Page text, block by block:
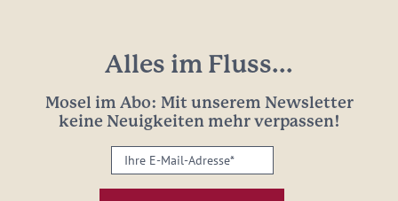
Alles im Fluss...
Mosel im Abo: Mit unserem Newsletter
keine Neuigkeiten mehr verpassen!
Ihre
E-
Mail-